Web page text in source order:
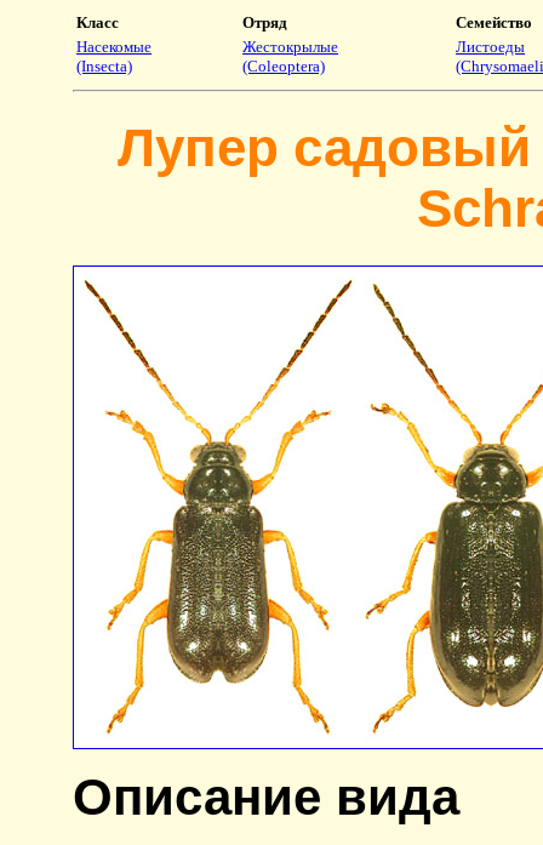
Класс Отряд
Семейство
Насекомые
(Insecta)
Жестокрылые
(Coleoptera)
Листоеды
Лупер
Описание вида